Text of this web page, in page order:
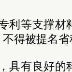
利等支撑材
得被提名
具有良好的